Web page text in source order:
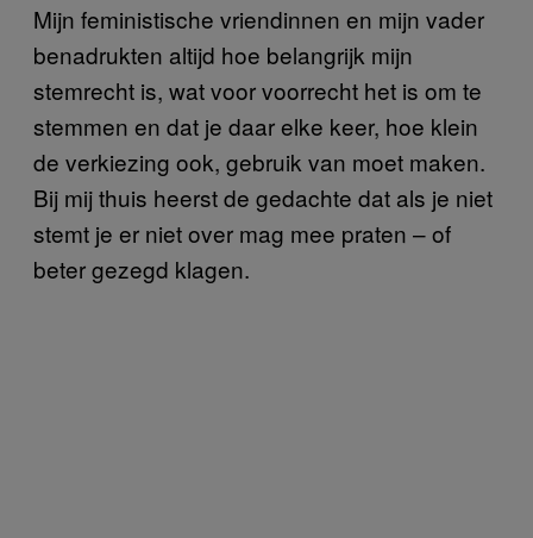
Mijn feministische vriendinnen en mijn vader
benadrukten altijd hoe belangrijk mijn
stemrecht is, wat voor voorrecht het is om te
stemmen en dat je daar elke keer, hoe klein
de verkiezing ook, gebruik van moet maken.
Bij mij thuis heerst de gedachte dat als je niet
stemt je er niet over mag mee praten – of
beter gezegd klagen.